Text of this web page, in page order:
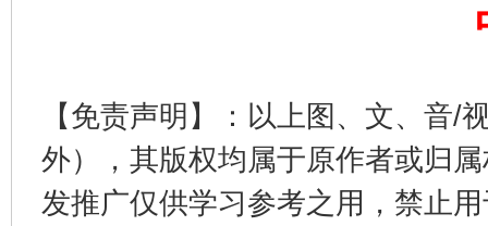
【免责声明】：以上图、文、音/
外），其版权均属于原作者或归
发推广仅供学习参考之用，禁止
受贿1.44亿！段成刚被判无期 从幼